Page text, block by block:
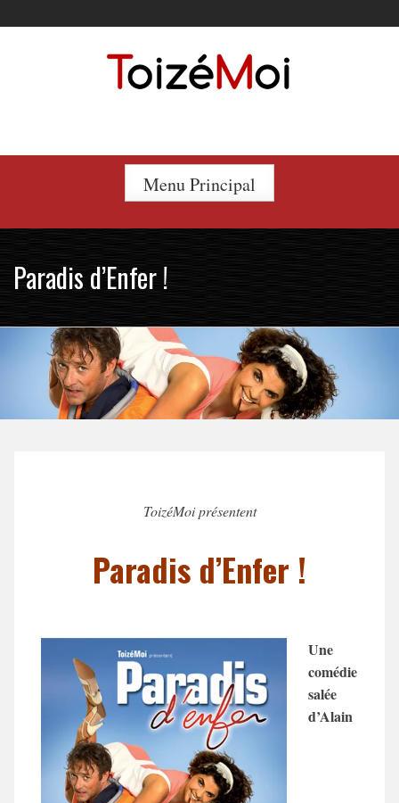
to
Menu Principal
Paradis d’Enfer !
ToizéMoi présentent
Paradis d’Enfer !
Une
comédie
salée
d’Alain